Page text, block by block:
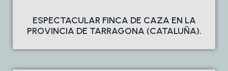
ESPECTACULAR FINCA DE CAZA EN LA
PROVINCIA DE TARRAGONA (CATALUÑA).